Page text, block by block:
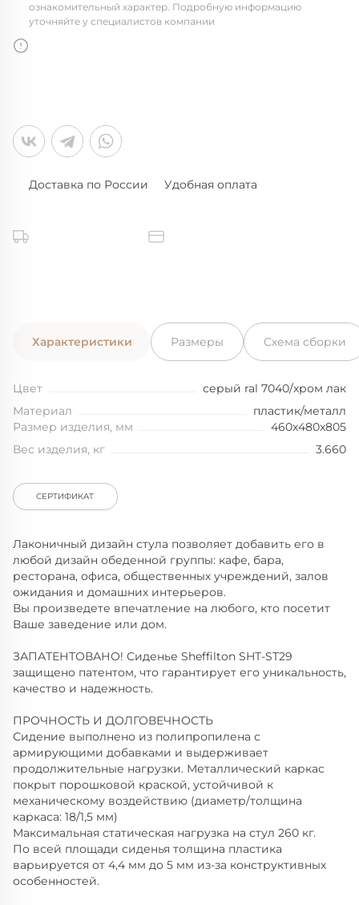
ознакомительный характер. Подробную информацию
уточняйте у специалистов компании
Доставка по России Удобная оплата
Характеристики Размеры Схема сборки
Цвет
серый ral 7040/хром лак
Материал
пластик/металл
Размер изделия, мм
460x480x805
Вес изделия, кг
3.660
СЕРТИФИКАТ
Лаконичный дизайн стула позволяет добавить его в
любой дизайн обеденной группы: кафе, бара,
ресторана, офиса, общественных учреждений, залов
ожидания и домашних интерьеров.
Вы произведете впечатление на любого, кто посетит
Ваше заведение или дом.
ЗАПАТЕНТОВАНО! Сиденье Sheffilton SHT-ST29
защищено патентом, что гарантирует его уникальность,
качество и надежность.
ПРОЧНОСТЬ И ДОЛГОВЕЧНОСТЬ
Сидение выполнено из полипропилена с
армирующими добавками и выдерживает
продолжительные нагрузки. Металлический каркас
покрыт порошковой краской, устойчивой к
механическому воздействию (диаметр/толщина
каркаса: 18/1,5 мм)
Максимальная статическая нагрузка на стул 260 кг.
По всей площади сиденья толщина пластика
варьируется от 4,4 мм до 5 мм из-за конструктивных
особенностей.